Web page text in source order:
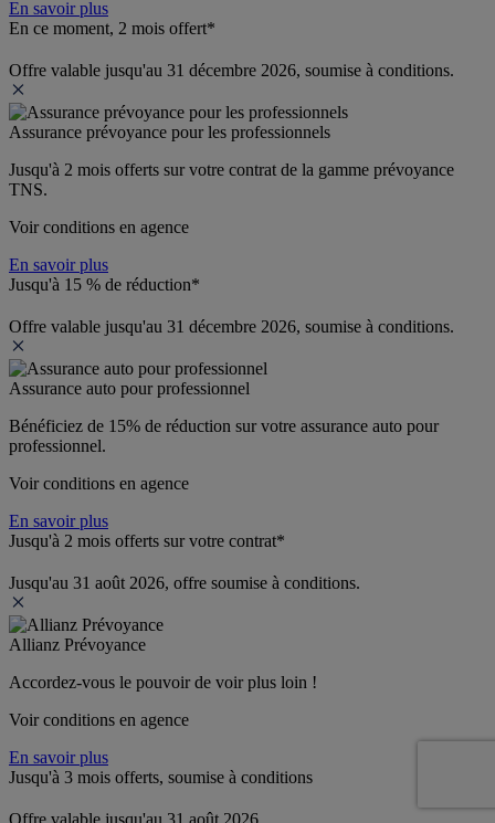
En savoir plus
En ce moment, 2 mois offert*
Offre valable jusqu'au 31 décembre 2026, soumise à conditions.
Assurance prévoyance pour les professionnels
Jusqu'à 2 mois offerts sur votre contrat de la gamme prévoyance
TNS.
Voir conditions en agence
En savoir plus
Jusqu'à 15 % de réduction*
Offre valable jusqu'au 31 décembre 2026, soumise à conditions.
Assurance auto pour professionnel
Bénéficiez de 15% de réduction sur votre assurance auto pour
professionnel.
Voir conditions en agence
En savoir plus
Jusqu'à 2 mois offerts sur votre contrat*
Jusqu'au 31 août 2026, offre soumise à conditions.
Allianz Prévoyance
Accordez-vous le pouvoir de voir plus loin !
Voir conditions en agence
En savoir plus
Jusqu'à 3 mois offerts, soumise à conditions
Offre valable jusqu'au 31 août 2026